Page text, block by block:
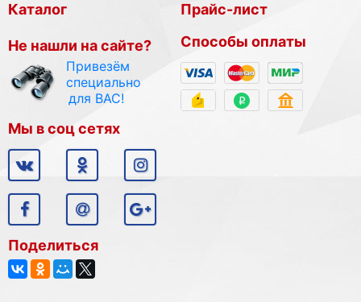
Каталог
Не нашли на сайте?
Привезём
специально
для ВАС!
Прайс-лист
Способы оплаты
Мы в соц сетях
Поделиться